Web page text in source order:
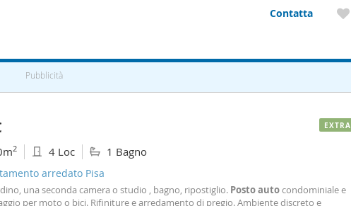
Contatta
Pubblicità
2 4 Loc 1 Bagno
arredato Pisa
una seconda camera o studio , bagno, ripostiglio. Postoautocondominiale e
per moto o bici. Rifiniture e arredamento di pregio. Ambiente discreto e
EXTRA